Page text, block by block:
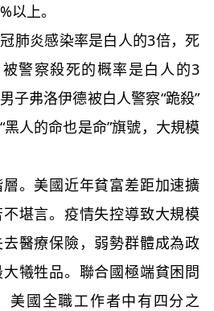
以上。
炎感染率是白人的3倍，死
警察殺死的概率是白人的3
子弗洛伊德被白人警察“跪殺”
人的命也是命”旗號，大規模
。美國近年貧富差距加速擴
堪言。疫情失控導致大規模
醫療保險，弱勢群體成為政
犧牲品。聯合國極端貧困問
美國全職工作者中有四分之